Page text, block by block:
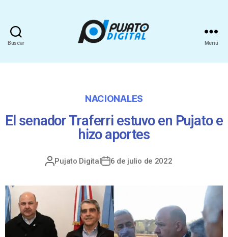
Buscar Menú
NACIONALES
El senador Traferri estuvo en Pujato e
hizo aportes
Pujato Digital 6 de julio de 2022